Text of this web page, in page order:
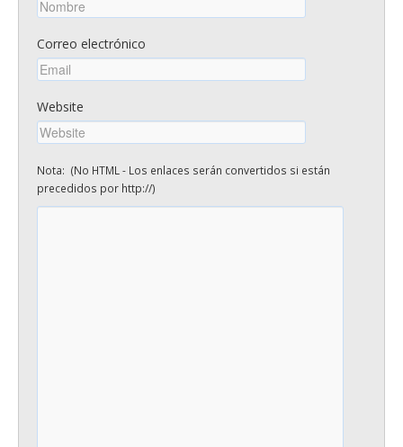
Correo electrónico
Website
Nota: (No HTML - Los enlaces serán convertidos si están
precedidos por http://)